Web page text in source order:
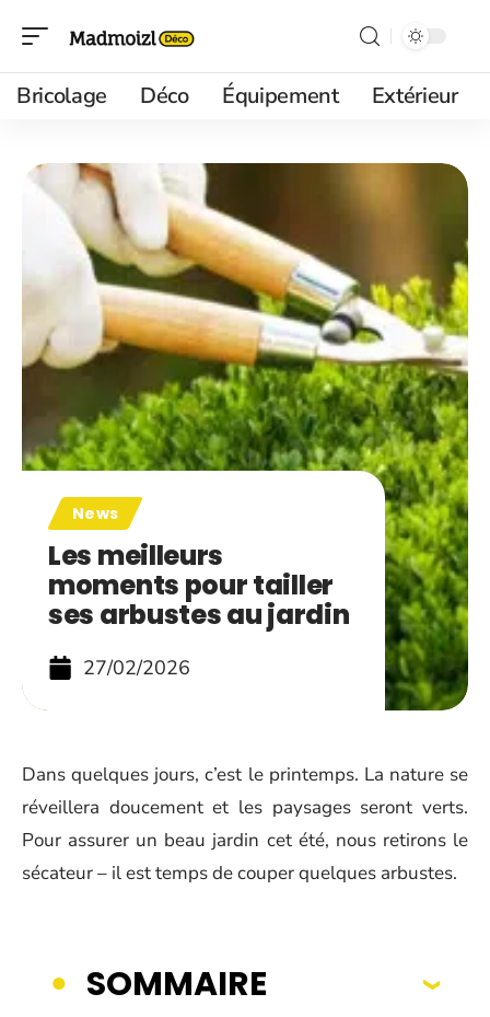
Bricolage Déco Équipement Extérieur
News
Les meilleurs
moments pour tailler
ses arbustes au jardin
27/02/2026
Dans quelques jours, c’est le printemps. La nature se
réveillera doucement et les paysages seront verts.
Pour assurer un beau jardin cet été, nous retirons le
sécateur – il est temps de couper quelques arbustes.
SOMMAIRE